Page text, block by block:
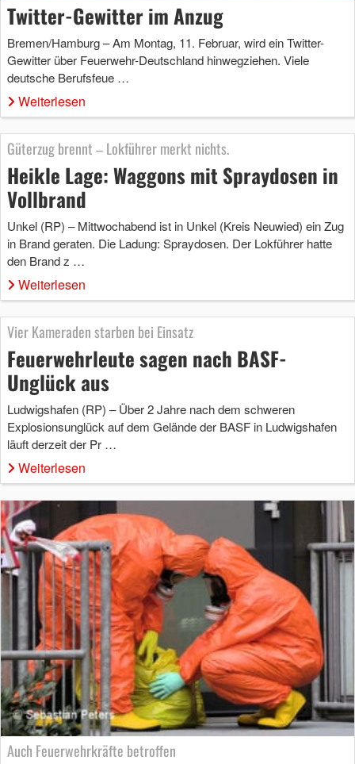
Twitter-Gewitter im Anzug
Bremen/Hamburg – Am Montag, 11. Februar, wird ein Twitter-
Gewitter über Feuerwehr-Deutschland hinwegziehen. Viele
deutsche Berufsfeue …
Weiterlesen
Güterzug brennt – Lokführer merkt nichts.
Heikle Lage: Waggons mit Spraydosen in
Vollbrand
Unkel (RP) – Mittwochabend ist in Unkel (Kreis Neuwied) ein Zug
in Brand geraten. Die Ladung: Spraydosen. Der Lokführer hatte
den Brand z …
Weiterlesen
Vier Kameraden starben bei Einsatz
Feuerwehrleute sagen nach BASF-
Unglück aus
Ludwigshafen (RP) – Über 2 Jahre nach dem schweren
Explosionsunglück auf dem Gelände der BASF in Ludwigshafen
läuft derzeit der Pr …
Weiterlesen
Auch Feuerwehrkräfte betroffen